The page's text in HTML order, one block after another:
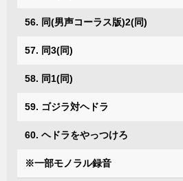
56. 同(男声コーラス版)2(同)
57. 同3(同)
58. 同1(同)
59. ゴジラ対ヘドラ
60. ヘドラをやっつけろ
※一部モノラル録音